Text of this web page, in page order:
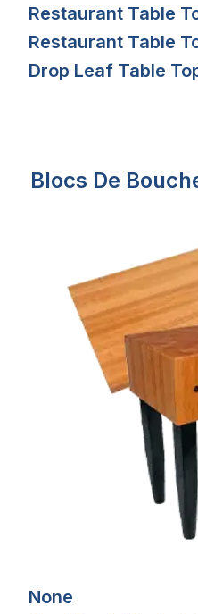
Restaurant Table
Restaurant Table
Drop Leaf Table
Blocs De
None